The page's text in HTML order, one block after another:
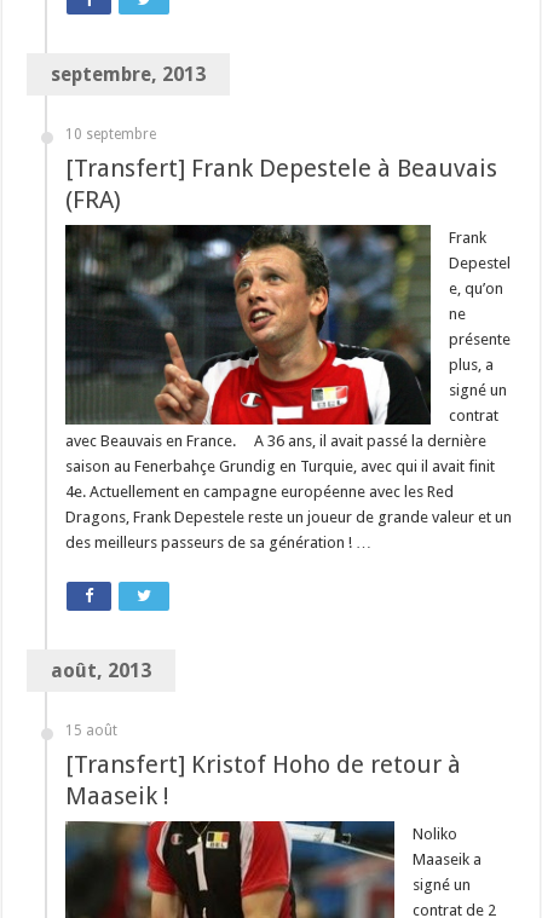
septembre, 2013
10 septembre
[Transfert] Frank Depestele à Beauvais
(FRA)
Frank
Depestel
e, qu’on
ne
présente
plus, a
signé un
contrat
avec Beauvais en France. A 36 ans, il avait passé la dernière
saison au Fenerbahçe Grundig en Turquie, avec qui il avait finit
4e. Actuellement en campagne européenne avec les Red
Dragons, Frank Depestele reste un joueur de grande valeur et un
des meilleurs passeurs de sa génération ! …
août, 2013
15 août
[Transfert] Kristof Hoho de retour à
Maaseik !
Noliko
Maaseik a
signé un
contrat de 2